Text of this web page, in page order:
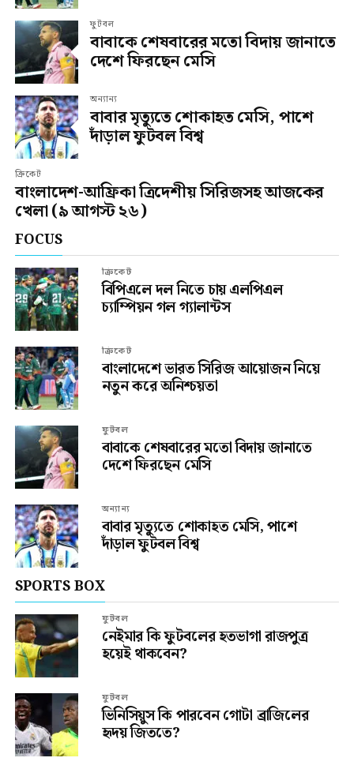
ফুটবল
বাবাকে শেষবারের মতো বিদায় জানাতে
দেশে ফিরছেন মেসি
অন্যান্য
বাবার মৃত্যুতে শোকাহত মেসি, পাশে
দাঁড়াল ফুটবল বিশ্ব
ক্রিকেট
বাংলাদেশ-আফ্রিকা ত্রিদেশীয় সিরিজসহ আজকের
খেলা (৯ আগস্ট ২৬)
FOCUS
ক্রিকেট
বিপিএলে দল নিতে চায় এলপিএল
চ্যাম্পিয়ন গল গ্যালান্টস
ক্রিকেট
বাংলাদেশে ভারত সিরিজ আয়োজন নিয়ে
নতুন করে অনিশ্চয়তা
ফুটবল
বাবাকে শেষবারের মতো বিদায় জানাতে
দেশে ফিরছেন মেসি
অন্যান্য
বাবার মৃত্যুতে শোকাহত মেসি, পাশে
দাঁড়াল ফুটবল বিশ্ব
SPORTS BOX
ফুটবল
নেইমার কি ফুটবলের হতভাগা রাজপুত্র
হয়েই থাকবেন?
ফুটবল
ভিনিসিয়ুস কি পারবেন গোটা ব্রাজিলের
হৃদয় জিততে?